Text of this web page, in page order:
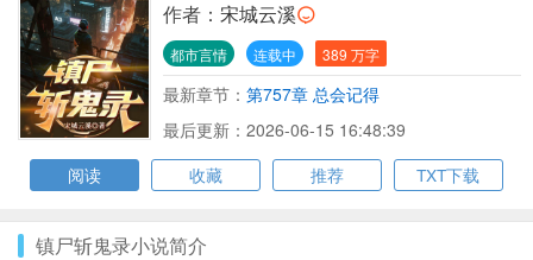
作者： 宋城云溪
都市言情 连载中 389 万字
最新章节： 第757章 总会记得
最后更新：2026-06-15 16:48:39
阅读
收藏 推荐 TXT下载
镇尸斩鬼录小说简介